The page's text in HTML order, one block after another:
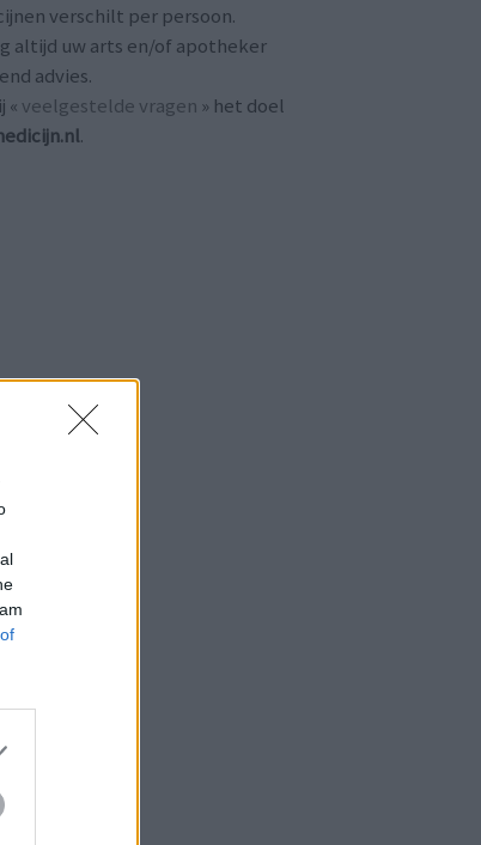
verschilt per persoon.
altijd uw arts en/of apotheker
advies.
« veelgestelde vragen » het doel
.